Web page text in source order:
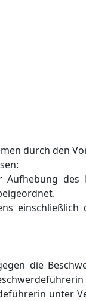
durch den
des
die
unter